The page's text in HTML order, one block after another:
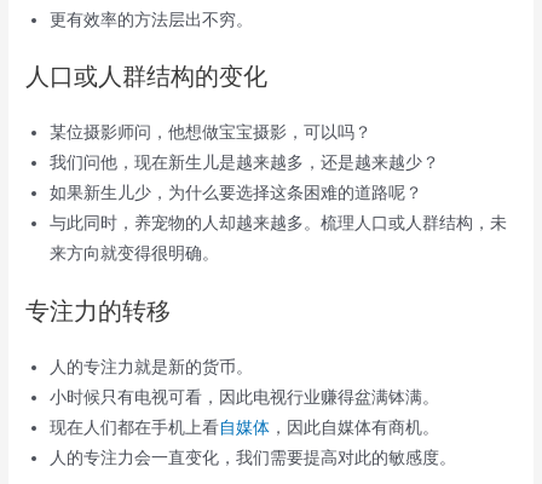
更有效率的方法层出不穷。
人口或人群结构的变化
某位摄影师问，他想做宝宝摄影，可以吗？
我们问他，现在新生儿是越来越多，还是越来越少？
如果新生儿少，为什么要选择这条困难的道路呢？
与此同时，养宠物的人却越来越多。梳理人口或人群结构，未
来方向就变得很明确。
专注力的转移
人的专注力就是新的货币。
小时候只有电视可看，因此电视行业赚得盆满钵满。
现在人们都在手机上看自媒体 ，因此自媒体有商机。
人的专注力会一直变化，我们需要提高对此的敏感度。